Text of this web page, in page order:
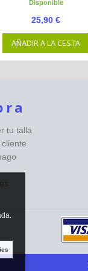
Disponible
25,90 €
AÑADIR A LA CESTA
tu talla